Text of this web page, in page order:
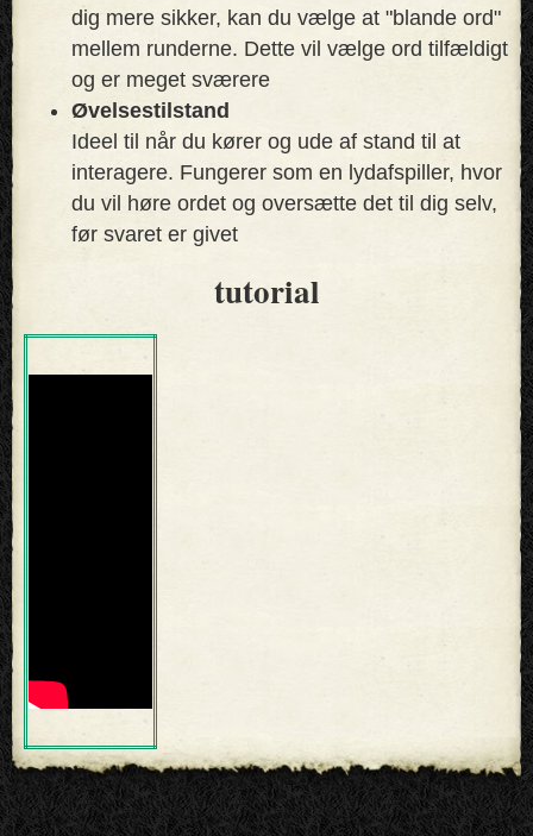
dig mere sikker, kan du vælge at "blande ord"
mellem runderne. Dette vil vælge ord tilfældigt
og er meget sværere
Øvelsestilstand
Ideel til når du kører og ude af stand til at
interagere. Fungerer som en lydafspiller, hvor
du vil høre ordet og oversætte det til dig selv,
før svaret er givet
tutorial